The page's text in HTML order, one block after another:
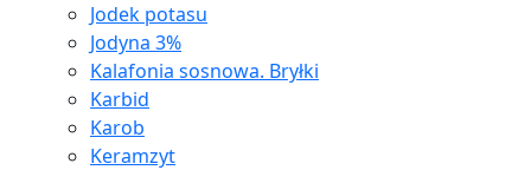
Jodek potasu
Jodyna 3%
Kalafonia sosnowa. Bryłki
Karbid
Karob
Keramzyt